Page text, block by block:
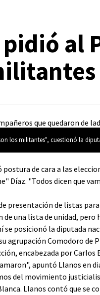
al
los militantes", cuestionó la
de cara a las
Díaz. "Todos dicen que
presentación de listas
una lista de unidad, pero
se posicionó la diputada
agrupación Comodoro de
encabezada por Carlos
apuntó Llanos en
del movimiento
Llanos contó que se